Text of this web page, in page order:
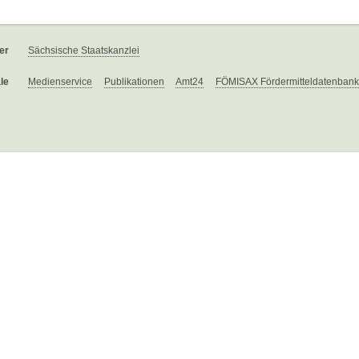
Sächsische Staatskanzlei
Medienservice Publikationen Amt24 FÖMISAX Fördermitteldatenbank